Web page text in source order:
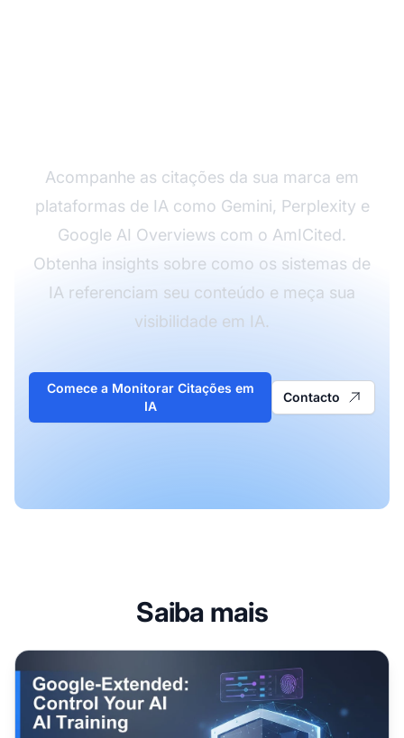
Acompanhe as citações da sua marca em
plataformas de IA como Gemini, Perplexity e
Google AI Overviews com o AmICited.
Obtenha insights sobre como os sistemas de
IA referenciam seu conteúdo e meça sua
visibilidade em IA.
Comece a Monitorar Citações em
IA
Contacto
Saiba mais
Google-Extended: O que é e devo bloqueá-lo?